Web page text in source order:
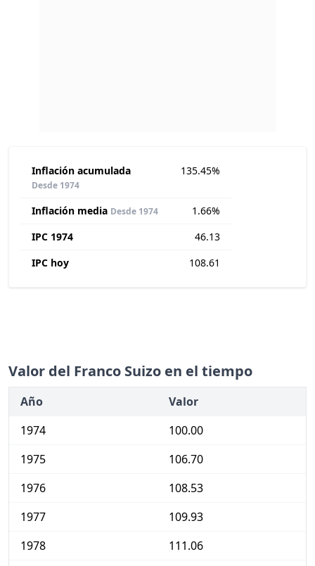
Inflación acumulada
Desde 1974
135.45%
Inflación media Desde 1974
1.66%
IPC 1974
46.13
IPC hoy
108.61
Valor del Franco Suizo en el tiempo
Año
Valor
1974
100.00
1975
106.70
1976
108.53
1977
109.93
1978
111.06